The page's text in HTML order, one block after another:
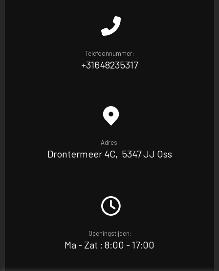
Telefoonnummer:
+31648235317
Adres:
Drontermeer 4C, 5347 JJ Oss
Openingstijden:
Ma - Zat : 8:00 - 17:00